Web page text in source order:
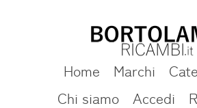
Home Marchi
Chi siamo
Accedi